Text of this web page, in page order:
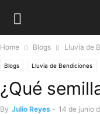
Home Blogs Lluvia de
Blogs Lluvia de Bendiciones
¿Qué
By Julio Reyes - 14 de junio